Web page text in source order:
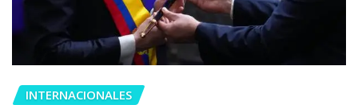
INTERNACIONALES